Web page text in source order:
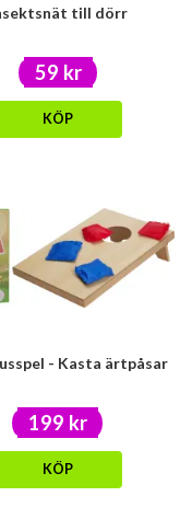
till dörr
59 kr
KÖP
- Kasta ärtpåsar
199 kr
KÖP